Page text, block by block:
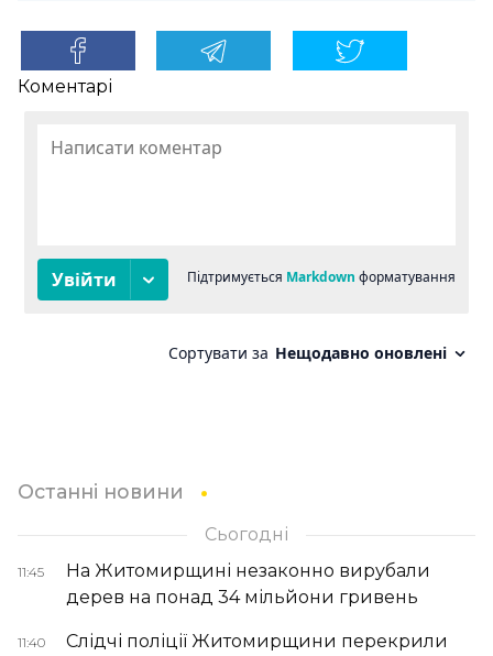
Коментарі
Останні новини
Сьогодні
11:45
На Житомирщині незаконно вирубали
дерев на понад 34 мільйони гривень
11:40
Слідчі поліції Житомирщини перекрили